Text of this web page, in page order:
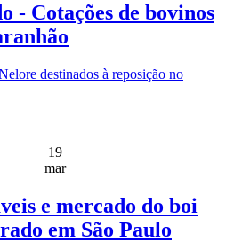
- Cotações de bovinos
destinados à reposição no
19
mar
e mercado do boi
em São Paulo